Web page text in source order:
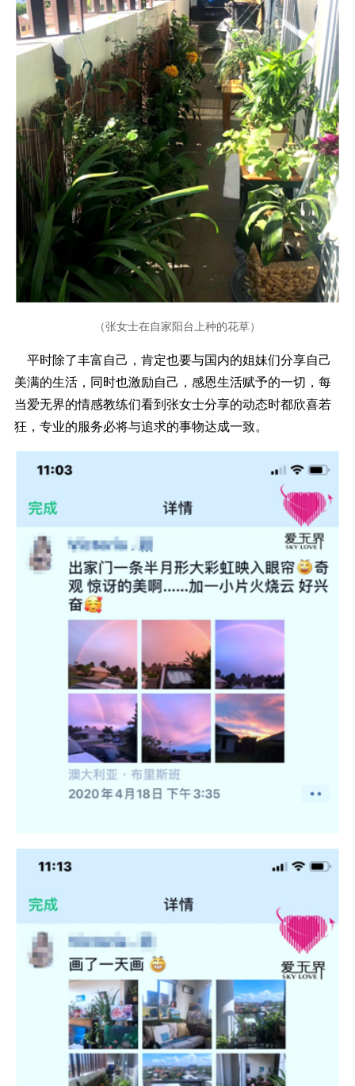
（张女士在自家阳台上种的花草）
平时除了丰富自己，肯定也要与国内的姐妹们分享自己
美满的生活，同时也激励自己，感恩生活赋予的一切，每
当爱无界的情感教练们看到张女士分享的动态时都欣喜若
狂，专业的服务必将与追求的事物达成一致。